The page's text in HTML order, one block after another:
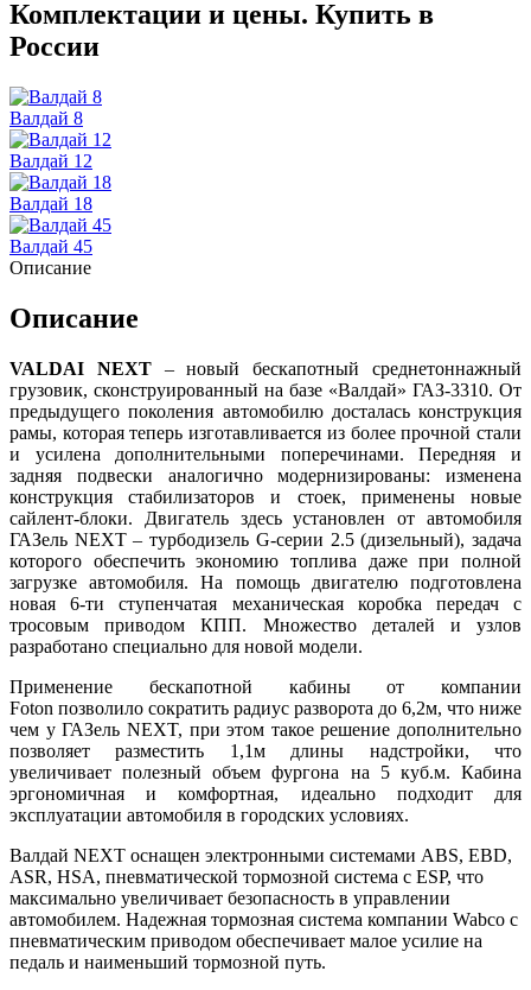
Комплектации и цены. Купить в
России
Валдай 8
Валдай 12
Валдай 18
Валдай 45
Описание
Описание
VALDAI NEXT– новый бескапотный среднетоннажный
грузовик, сконструированный на базе «Валдай» ГАЗ-3310. От
предыдущего поколения автомобилю досталась конструкция
рамы, которая теперь изготавливается из более прочной стали
и усилена дополнительными поперечинами. Передняя и
задняя подвески аналогично модернизированы: изменена
конструкция стабилизаторов и стоек, применены новые
сайлент-блоки. Двигатель здесь установлен от автомобиля
ГАЗель NEXT – турбодизель G-серии 2.5 (дизельный), задача
которого обеспечить экономию топлива даже при полной
загрузке автомобиля. На помощь двигателю подготовлена
новая 6-ти ступенчатая механическая коробка передач с
тросовым приводом КПП. Множество деталей и узлов
разработано специально для новой модели.
Применение бескапотной кабины от компании
Foton позволило сократить радиус разворота до 6,2м, что ниже
чем у ГАЗель NEXT, при этом такое решение дополнительно
позволяет разместить 1,1м длины надстройки, что
увеличивает полезный объем фургона на 5 куб.м. Кабина
эргономичная и комфортная, идеально подходит для
эксплуатации автомобиля в городских условиях.
Валдай NEXT оснащен электронными системами АBS, EBD,
ASR, HSA, пневматической тормозной система с ESP, что
максимально увеличивает безопасность в управлении
автомобилем. Надежная тормозная система компании Wabco с
пневматическим приводом обеспечивает малое усилие на
педаль и наименьший тормозной путь.